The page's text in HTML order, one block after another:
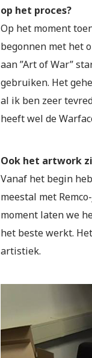
op het proces?
Op het moment
begonnen met het
aan ”Art of War”
gebruiken. Het
al ik ben zeer
heeft wel de
Ook het artwork
Vanaf het begin
meestal met
moment laten we
het beste werkt.
artistiek.